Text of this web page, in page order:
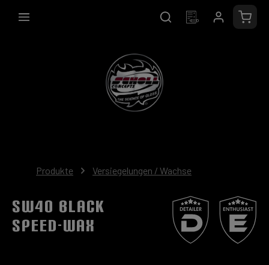
springen
Produkte Versiegelungen / Wachse
SW40 BLACK
Speed-Wax